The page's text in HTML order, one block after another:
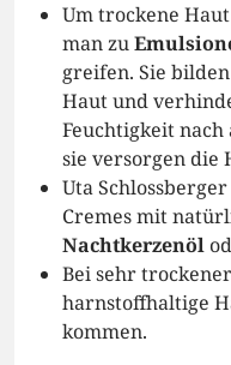
Um trockene
man zu
greifen. Sie
Haut und
Feuchtigkeit
sie versorgen die
Uta
Cremes mit
Nachtkerzenöl
Bei sehr
harnstoffhaltige
kommen.